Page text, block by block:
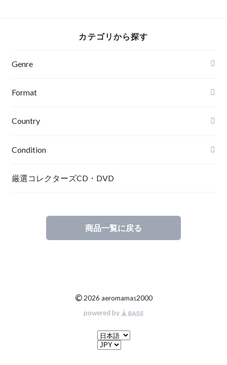
カテゴリから探す
Genre
Format
Country
Condition
厳選コレクターズCD・DVD
商品一覧に戻る
© 2026 aeromamas2000
powered by